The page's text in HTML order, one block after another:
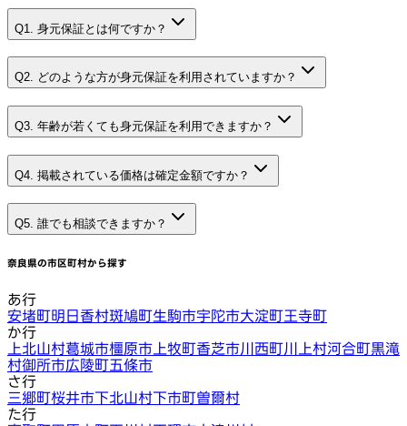
Q1. 身元保証とは何ですか？
Q2. どのような方が身元保証を利用されていますか？
Q3. 年齢が若くても身元保証を利用できますか？
Q4. 掲載されている価格は確定金額ですか？
Q5. 誰でも相談できますか？
奈良県の市区町村から探す
あ行
安堵町明日香村斑鳩町生駒市宇陀市大淀町王寺町
か行
上北山村葛城市橿原市 上牧町香芝市川西町川上村河合町黒滝
村御所市広陵町五條市
さ行
三郷町桜井市下北山村下市町曽爾村
た行